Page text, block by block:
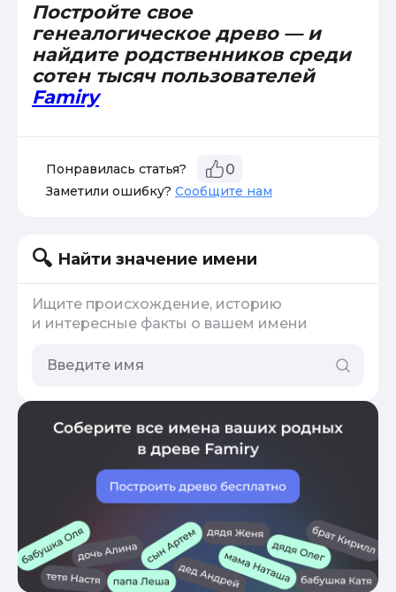
Постройте свое
генеалогическое древо — и
найдите родственников среди
сотен тысяч пользователей
Famiry
Понравилась статья? 0
Заметили ошибку? Сообщите нам
Найти значение имени
Ищите происхождение, историю
и интересные факты о вашем имени